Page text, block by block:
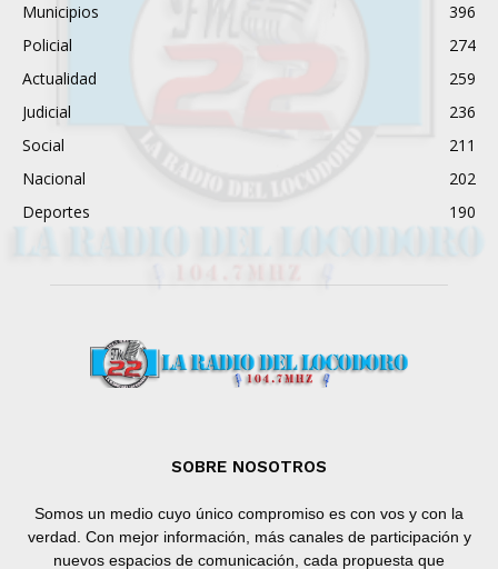
Municipios
396
Policial
274
Actualidad
259
Judicial
236
Social
211
Nacional
202
Deportes
190
SOBRE NOSOTROS
Somos un medio cuyo único compromiso es con vos y con la
verdad. Con mejor información, más canales de participación y
nuevos espacios de comunicación, cada propuesta que